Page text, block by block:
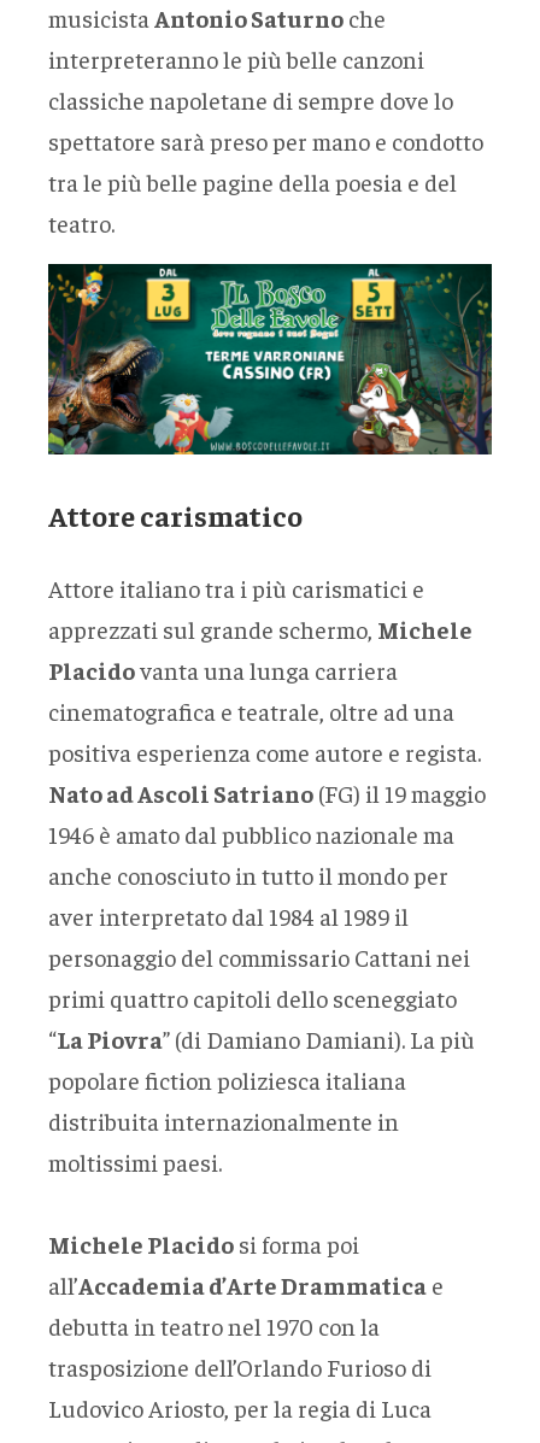
musicista Antonio Saturno che
interpreteranno le più belle canzoni
classiche napoletane di sempre dove lo
spettatore sarà preso per mano e condotto
tra le più belle pagine della poesia e del
teatro.
Attore carismatico
Attore italiano tra i più carismatici e
apprezzati sul grande schermo, Michele
Placidovanta una lunga carriera
cinematografica e teatrale, oltre ad una
positiva esperienza come autore e regista.
Nato ad Ascoli Satriano (FG) il 19 maggio
1946 è amato dal pubblico nazionale ma
anche conosciuto in tutto il mondo per
aver interpretato dal 1984 al 1989 il
personaggio del commissario Cattani nei
primi quattro capitoli dello sceneggiato
“La Piovra” (di Damiano Damiani). La più
popolare fiction poliziesca italiana
distribuita internazionalmente in
moltissimi paesi.
Michele Placido si forma poi
all’Accademia d’Arte Drammatica e
debutta in teatro nel 1970 con la
trasposizione dell’Orlando Furioso di
Ludovico Ariosto, per la regia di Luca